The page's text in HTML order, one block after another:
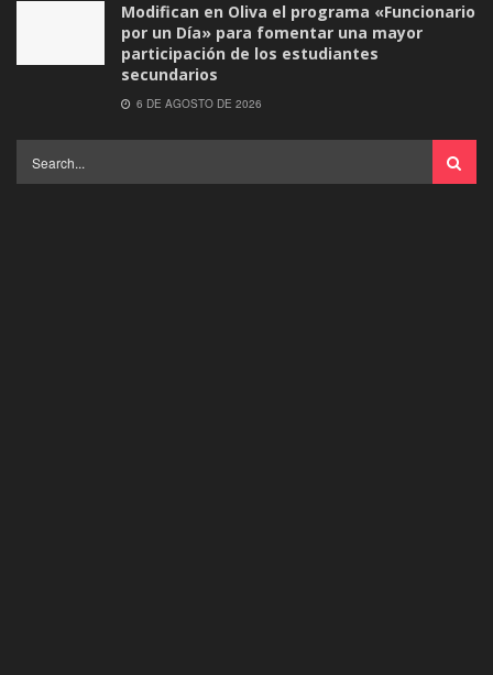
Modifican en Oliva el programa «Funcionario
por un Día» para fomentar una mayor
participación de los estudiantes
secundarios
6 DE AGOSTO DE 2026